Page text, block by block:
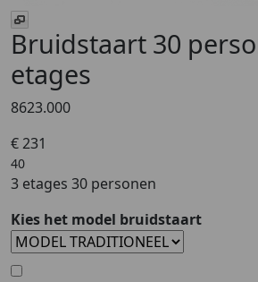
Bruidstaart 30
etages
8623.000
€ 231
40
3 etages 30 personen
Kies het model bruidstaart